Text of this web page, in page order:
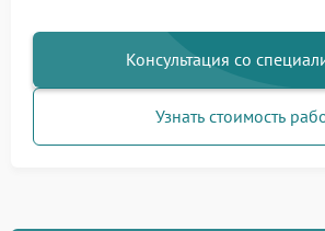
Консультация со
Узнать стоимость